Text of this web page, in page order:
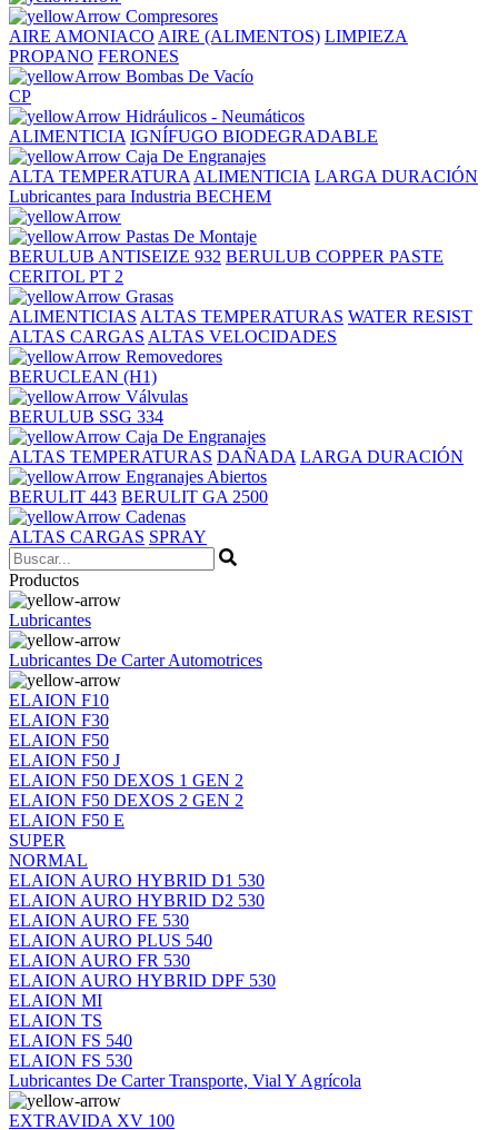
Compresores
AIRE AMONIACO AIRE (ALIMENTOS) LIMPIEZA
PROPANO FERONES
Bombas De Vacío
CP
Hidráulicos - Neumáticos
ALIMENTICIA IGNÍFUGO BIODEGRADABLE
Caja De Engranajes
ALTA TEMPERATURA ALIMENTICIA LARGA DURACIÓN
Lubricantes para Industria BECHEM
Pastas De Montaje
BERULUB ANTISEIZE 932 BERULUB COPPER PASTE
CERITOL PT 2
Grasas
ALIMENTICIAS ALTAS TEMPERATURAS WATER RESIST
ALTAS CARGAS ALTAS VELOCIDADES
Removedores
BERUCLEAN (H1)
Válvulas
BERULUB SSG 334
Caja De Engranajes
ALTAS TEMPERATURAS DAÑADA LARGA DURACIÓN
Engranajes Abiertos
BERULIT 443 BERULIT GA 2500
Cadenas
ALTAS CARGAS SPRAY
Productos
Lubricantes
Lubricantes De Carter Automotrices
ELAION F10
ELAION F30
ELAION F50
ELAION F50 J
ELAION F50 DEXOS 1 GEN 2
ELAION F50 DEXOS 2 GEN 2
ELAION F50 E
SUPER
NORMAL
ELAION AURO HYBRID D1 530
ELAION AURO HYBRID D2 530
ELAION AURO FE 530
ELAION AURO PLUS 540
ELAION AURO FR 530
ELAION AURO HYBRID DPF 530
ELAION MI
ELAION TS
ELAION FS 540
ELAION FS 530
Lubricantes De Carter Transporte, Vial Y Agrícola
EXTRAVIDA XV 100